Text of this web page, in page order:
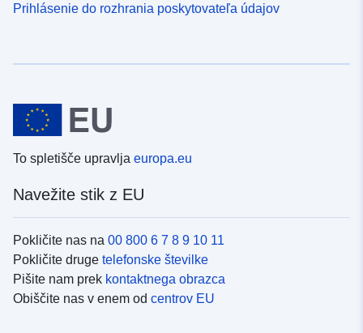
Prihlásenie do rozhrania poskytovateľa údajov
To spletišče upravlja europa.eu
Navežite stik z EU
Pokličite nas na 00 800 6 7 8 9 10 11
Pokličite druge telefonske številke
Pišite nam prek kontaktnega obrazca
Obiščite nas v enem od centrov EU